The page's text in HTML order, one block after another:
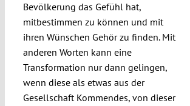
Bevölkerung das Gefühl hat,
mitbestimmen zu können und mit
ihren Wünschen Gehör zu finden. Mit
anderen Worten kann eine
Transformation nur dann gelingen,
wenn diese als etwas aus der
Gesellschaft Kommendes, von dieser